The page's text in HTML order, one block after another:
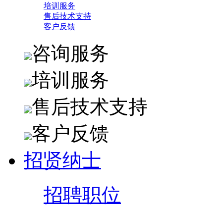
培训服务
售后技术支持
客户反馈
咨询服务
培训服务
售后技术支持
客户反馈
招贤纳士
招聘职位